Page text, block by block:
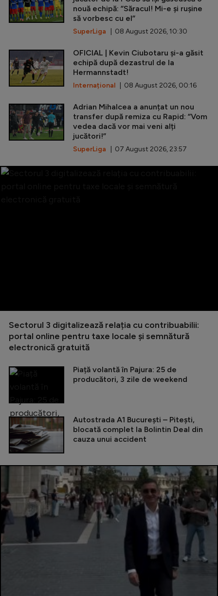
nouă echipă: ”Săracul! Mi-e și rușine
să vorbesc cu el”
SuperLiga | 08 August 2026, 10:30
OFICIAL | Kevin Ciubotaru și-a găsit
echipă după dezastrul de la
Hermannstadt!
Internațional | 08 August 2026, 00:16
Adrian Mihalcea a anunțat un nou
transfer după remiza cu Rapid: ”Vom
vedea dacă vor mai veni alți
jucători!”
SuperLiga | 07 August 2026, 23:57
Sectorul 3 digitalizează relația cu contribuabilii:
portal online pentru taxe locale și semnătură
electronică gratuită
Piață volantă în Pajura: 25 de
producători, 3 zile de weekend
Autostrada A1 București – Pitești,
blocată complet la Bolintin Deal din
cauza unui accident